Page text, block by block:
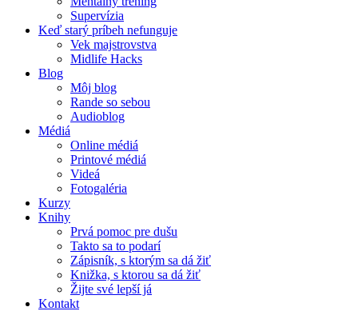
Supervízia
Keď starý príbeh nefunguje
Vek majstrovstva
Midlife Hacks
Blog
Môj blog
Rande so sebou
Audioblog
Médiá
Online médiá
Printové médiá
Videá
Fotogaléria
Kurzy
Knihy
Prvá pomoc pre dušu
Takto sa to podarí
Zápisník, s ktorým sa dá žiť
Knižka, s ktorou sa dá žiť
Žijte své lepší já
Kontakt